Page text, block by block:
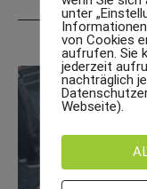
WEITERLESEN
unter
von Cookies
aufrufen. Sie
jederzeit
nachträglich
Webseite).